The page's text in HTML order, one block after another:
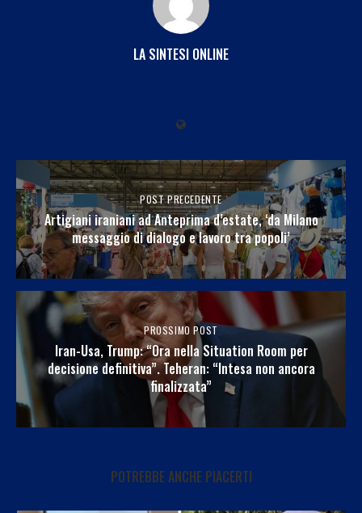
LA SINTESI ONLINE
POST PRECEDENTE
Artigiani iraniani ad Anteprima d’estate, ‘da Milano
messaggio di dialogo e lavoro tra popoli’
PROSSIMO POST
Iran-Usa, Trump: “Ora nella Situation Room per
decisione definitiva”. Teheran: “Intesa non ancora
finalizzata”
POTREBBE ANCHE PIACERTI